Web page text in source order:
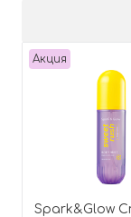
Акция
Spark&Glow